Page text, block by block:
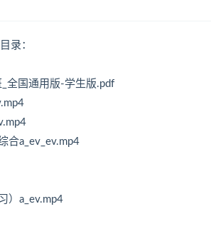
目录：
全国通用版-学生版.pdf
合a_ev_ev.mp4
）a_ev.mp4